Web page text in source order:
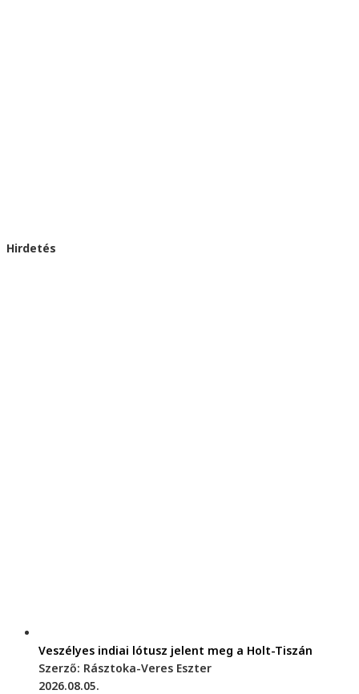
Hirdetés
Veszélyes indiai lótusz jelent meg a Holt-Tiszán
Szerző: Rásztoka-Veres Eszter
2026.08.05.